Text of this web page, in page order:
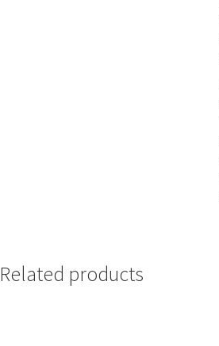
Related products